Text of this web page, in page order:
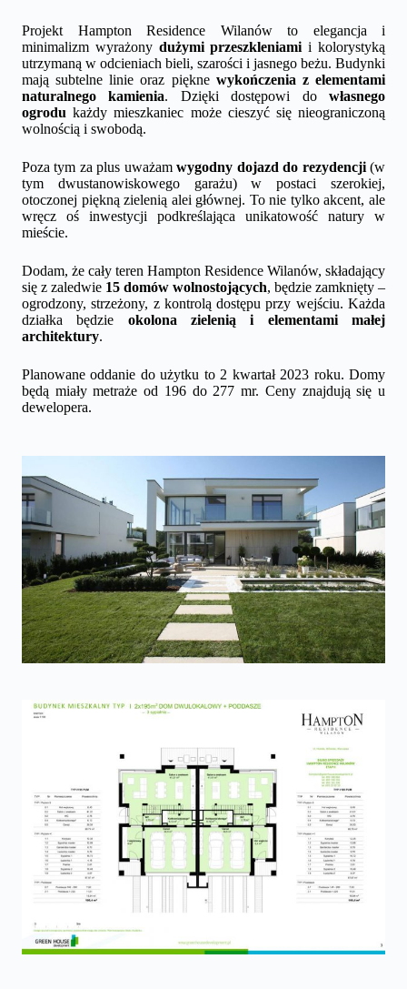
Projekt Hampton Residence Wilanów to elegancja i
minimalizm wyrażony dużymi przeszkleniami i kolorystyką
utrzymaną w odcieniach bieli, szarości i jasnego beżu. Budynki
mają subtelne linie oraz piękne wykończenia z elementami
naturalnego kamienia. Dzięki dostępowi dowłasnego
ogrodu każdy mieszkaniec może cieszyć się nieograniczoną
wolnością i swobodą.
Poza tym za plus uważamwygodny dojazd do rezydencji(w
tym dwustanowiskowego garażu) w postaci szerokiej,
otoczonej piękną zielenią alei głównej. To nie tylko akcent, ale
wręcz oś inwestycji podkreślająca unikatowość natury w
mieście.
Dodam, że cały teren Hampton Residence Wilanów, składający
się z zaledwie 15 domów wolnostojących, będzie zamknięty –
ogrodzony, strzeżony, z kontrolą dostępu przy wejściu. Każda
działka będzie okolona zielenią i elementami małej
architektury.
Planowane oddanie do użytku to 2 kwartał 2023 roku. Domy
będą miały metraże od 196 do 277 mr. Ceny znajdują się u
dewelopera.